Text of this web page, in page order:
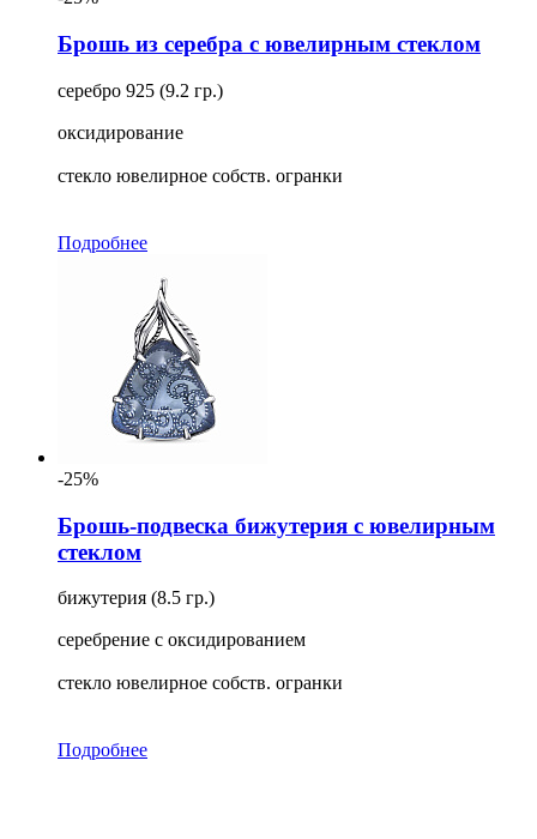
Брошь из серебра с ювелирным стеклом
серебро 925 (9.2 гр.)
оксидирование
стекло ювелирное собств. огранки
Подробнее
-25%
Брошь-подвеска бижутерия с ювелирным
стеклом
бижутерия (8.5 гр.)
серебрение с оксидированием
стекло ювелирное собств. огранки
Подробнее